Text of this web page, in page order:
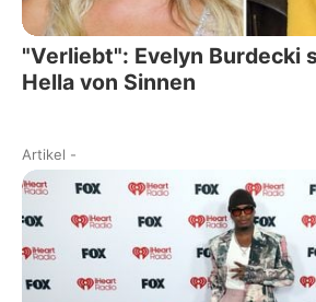
"Verliebt": Evelyn Burdecki
Hella von Sinnen
Artikel -